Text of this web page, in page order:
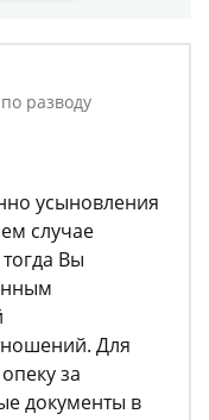
разводу
усыновления
случае
Вы
Для
за
документы в